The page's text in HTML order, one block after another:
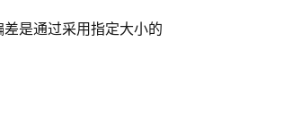
是通过采用指定大小的